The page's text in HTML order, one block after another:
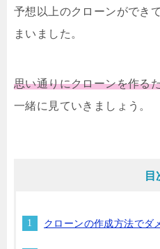
予想以上のクローンができ
まいました。
思い通りにクローンを作る
一緒に見ていきましょう。
目
クローンの作成方法でダ